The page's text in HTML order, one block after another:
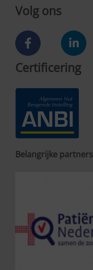
Volg ons
Certificering
Belangrijke partners